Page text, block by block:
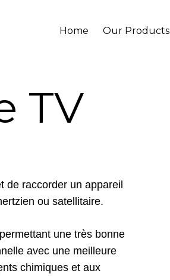
Home Our Products
TV
de raccorder un appareil
ou satellitaire.
une très bonne
avec une meilleure
chimiques et aux